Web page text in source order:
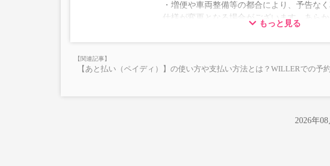
・増便や車両整備等の都合により、予告な
仕様が変更となる場合がございます。あらか
もっと見る
【あと払い（ペイディ）】の使い方や支払い方法とは？WILLERでの予
2026年